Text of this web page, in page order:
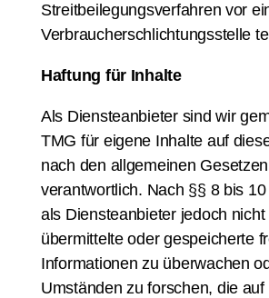
Streitbeilegungsverfahren vor
Verbraucherschlichtungsstelle
Haftung für Inhalte
Als Diensteanbieter sind wir
TMG für eigene Inhalte auf
nach den allgemeinen Gesetzen
verantwortlich. Nach §§ 8 bis
als Diensteanbieter jedoch nicht
übermittelte oder gespeicherte
Informationen zu überwachen
Umständen zu forschen, die auf